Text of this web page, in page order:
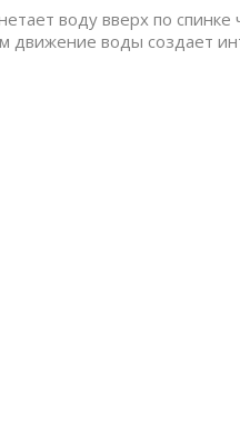
воду вверх по
движение воды создает